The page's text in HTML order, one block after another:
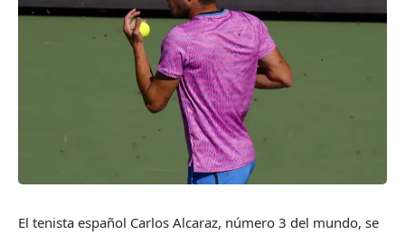
El tenista español Carlos Alcaraz, número 3 del mundo, se